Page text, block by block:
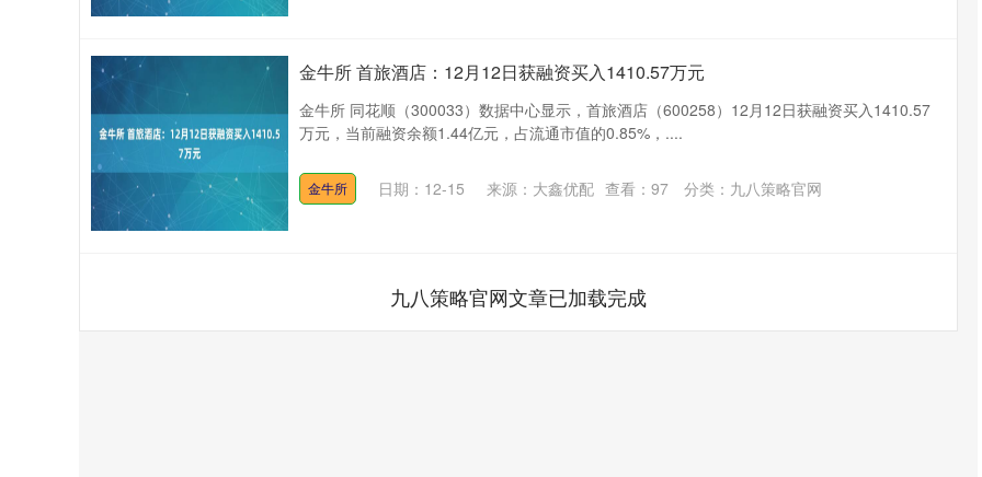
金牛所 首旅酒店：12月12日获融资买入1410.57万元
金牛所 同花顺（300033）数据中心显示，首旅酒店（600258）12月12日获融资买入1410.57
万元，当前融资余额1.44亿元，占流通市值的0.85%，....
金牛所 日期：12-15 来源：大鑫优配 查看： 97 分类： 九八策略官网
九八策略官网文章已加载完成